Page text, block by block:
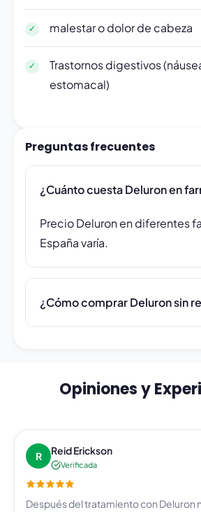
malestar o dolor de cabeza
Trastornos digestivos
estomacal)
Preguntas frecuentes
¿Cuánto cuesta Deluron en
Precio Deluron en diferentes
España varía.
¿Cómo comprar Deluron sin
Opiniones y
R Reid Erickson
Verificada
Después del tratamiento con Deluron